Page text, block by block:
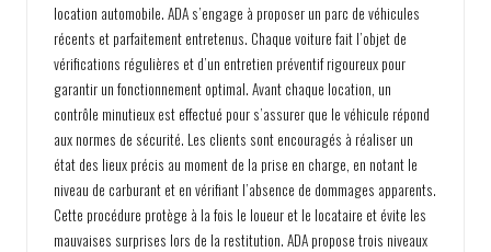
location automobile. ADA s’engage à proposer un parc de véhicules
récents et parfaitement entretenus. Chaque voiture fait l’objet de
vérifications régulières et d’un entretien préventif rigoureux pour
garantir un fonctionnement optimal. Avant chaque location, un
contrôle minutieux est effectué pour s’assurer que le véhicule répond
aux normes de sécurité. Les clients sont encouragés à réaliser un
état des lieux précis au moment de la prise en charge, en notant le
niveau de carburant et en vérifiant l’absence de dommages apparents.
Cette procédure protège à la fois le loueur et le locataire et évite les
mauvaises surprises lors de la restitution. ADA propose trois niveaux